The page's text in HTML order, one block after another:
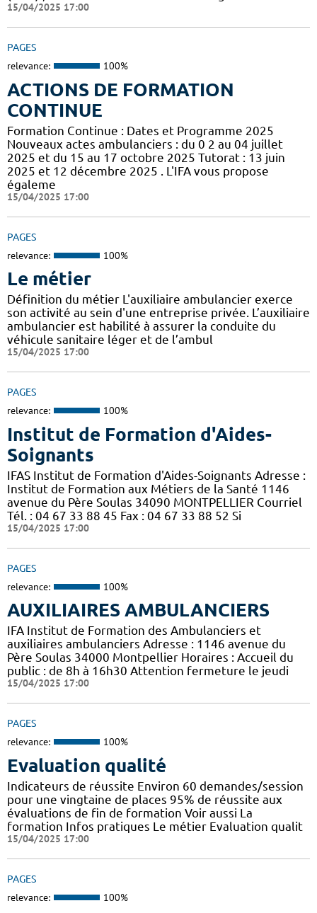
15/04/2025 17:00
PAGES
relevance: 100%
ACTIONS DE FORMATION
CONTINUE
Formation Continue : Dates et Programme 2025
Nouveaux actes ambulanciers : du 0 2 au 04 juillet
2025 et du 15 au 17 octobre 2025 Tutorat : 13 juin
2025 et 12 décembre 2025 . L'IFA vous propose
égaleme
15/04/2025 17:00
PAGES
relevance: 100%
Le métier
Définition du métier L'auxiliaire ambulancier exerce
son activité au sein d'une entreprise privée. L’auxiliaire
ambulancier est habilité à assurer la conduite du
véhicule sanitaire léger et de l’ambul
15/04/2025 17:00
PAGES
relevance: 100%
Institut de Formation d'Aides-
Soignants
IFAS Institut de Formation d'Aides-Soignants Adresse :
Institut de Formation aux Métiers de la Santé 1146
avenue du Père Soulas 34090 MONTPELLIER Courriel
Tél. : 04 67 33 88 45 Fax : 04 67 33 88 52 Si
15/04/2025 17:00
PAGES
relevance: 100%
AUXILIAIRES AMBULANCIERS
IFA Institut de Formation des Ambulanciers et
auxiliaires ambulanciers Adresse : 1146 avenue du
Père Soulas 34000 Montpellier Horaires : Accueil du
public : de 8h à 16h30 Attention fermeture le jeudi
15/04/2025 17:00
PAGES
relevance: 100%
Evaluation qualité
Indicateurs de réussite Environ 60 demandes/session
pour une vingtaine de places 95% de réussite aux
évaluations de fin de formation Voir aussi La
formation Infos pratiques Le métier Evaluation qualit
15/04/2025 17:00
PAGES
relevance: 100%